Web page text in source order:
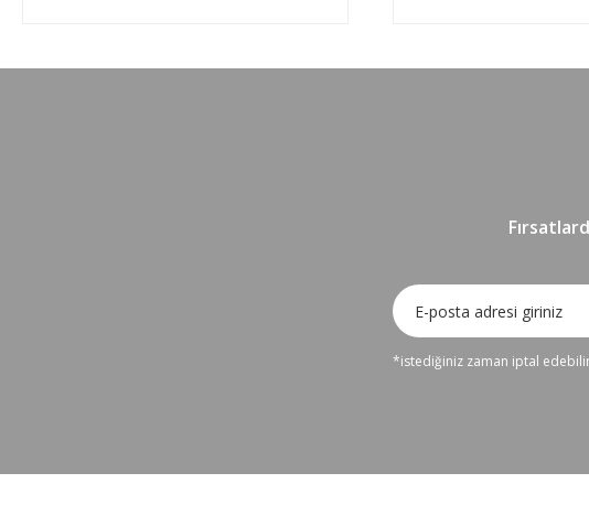
*istediğiniz zaman iptal